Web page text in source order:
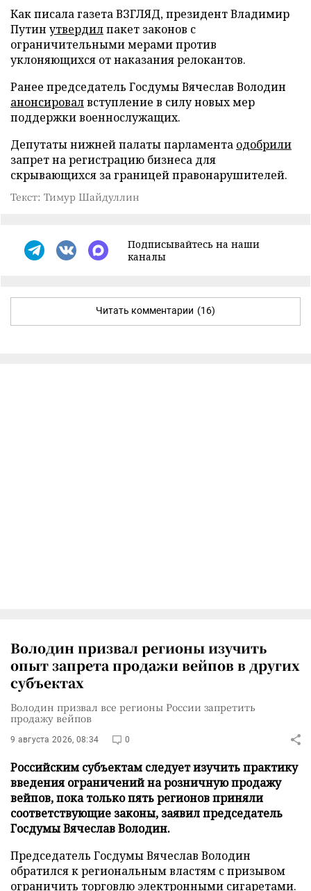
Как писала газета ВЗГЛЯД, президент Владимир
Путин утвердилпакет законов с
ограничительными мерами против
уклоняющихся от наказания релокантов.
Ранее председатель Госдумы Вячеслав Володин
анонсировалвступление в силу новых мер
поддержки военнослужащих.
Депутаты нижней палаты парламента одобрили
запрет на регистрацию бизнеса для
скрывающихся за границей правонарушителей.
Текст: Тимур Шайдуллин
Подписывайтесь на наши
каналы
Читать комментарии (16)
Володин призвал регионы изучить
опыт запрета продажи вейпов в других
субъектах
Володин призвал все регионы России запретить
продажу вейпов
9 августа 2026, 08:34 0
Российским субъектам следует изучить практику
введения ограничений на розничную продажу
вейпов, пока только пять регионов приняли
соответствующие законы, заявил председатель
Госдумы Вячеслав Володин.
Председатель Госдумы Вячеслав Володин
обратился к региональным властям с призывом
ограничить торговлю электронными сигаретами.